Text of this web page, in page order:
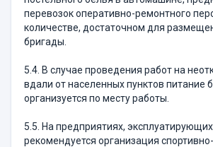
перевозок оперативно-ремонтного
количестве, достаточном для
бригады.
5.4. В случае проведения работ на
вдали от населенных пунктов питание
организуется по месту работы.
5.5. На предприятиях,
рекомендуется организация спортивно-